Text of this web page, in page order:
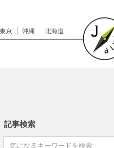
東京 沖縄 北海道
記事検索